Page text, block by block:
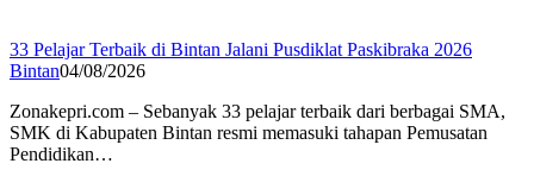
33 Pelajar Terbaik di Bintan Jalani Pusdiklat Paskibraka 2026
Bintan04/08/2026
Zonakepri.com – Sebanyak 33 pelajar terbaik dari berbagai SMA,
SMK di Kabupaten Bintan resmi memasuki tahapan Pemusatan
Pendidikan…